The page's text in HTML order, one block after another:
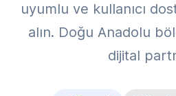
uyumlu ve kullanıcı
alın. Doğu Anadolu
dijital